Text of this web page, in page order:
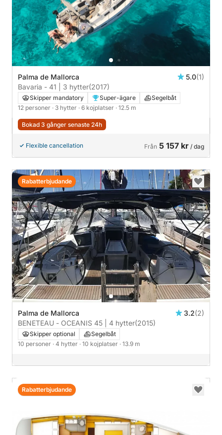
Palma de Mallorca 5.0(1)
Bavaria - 41 | 3 hytter(2017)
Skipper mandatory Super-ägare
Segelbåt
12 personer · 3 hytter · 6 kojplatser · 12.5 m
Bokad 3 gånger senaste 24h
Flexible cancellation Från 5 157 kr / dag
Palma de Mallorca 3.2(2)
BENETEAU - OCEANIS 45 | 4 hytter(2015)
Skipper optional
Segelbåt
10 personer · 4 hytter · 10 kojplatser · 13.9 m
Rabatterbjudande
Rabatterbjudande